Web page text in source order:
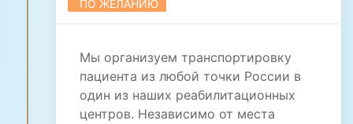
ПО ЖЕЛАНИЮ
Мы организуем транспортировку
пациента из любой точки России в
один из наших реабилитационных
центров. Независимо от места